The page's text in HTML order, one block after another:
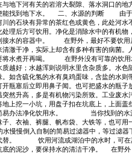
地下河有关的岩溶大裂隙、落水洞口的
能找到地下水。 二、水源的判断 由于
川的石块有异常的茶红色或黄色，此处
处理后方可饮用。净化是消除水中的有机
接水的容器中。 在野外，最好不要饮
澈干净，实际上却含有多种有害的病菌
将水煮开再喝。 在野外没有可靠的饮用
质越好；水越浑则说明水里含杂质多。
如含硫化氢的水有臭鸡蛋味，含盐的水
开瓶塞后立即用鼻子闻。也可把盛水的
突然升高，多是有机物污染所致。工业废
地上挖一小坑，用盘子扣在坑底上，上
易办法净化饮用水。 当你找到的水源泥
、衣袖、裤腿、帆布袋、大铁等，也可
慢慢倒入自制的简易过滤器中，等过滤
替。 饮用河流或湖泊中的水时，可在离
的泥沙，要保持水的清洁干净。 在野